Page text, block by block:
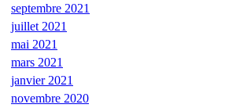
septembre 2021
juillet 2021
mai 2021
mars 2021
janvier 2021
novembre 2020